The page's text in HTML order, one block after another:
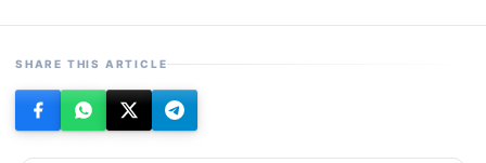
SHARE THIS ARTICLE